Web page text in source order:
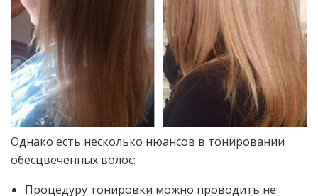
Однако есть несколько нюансов в тонировании
обесцвеченных волос:
Процедуру тонировки можно проводить не